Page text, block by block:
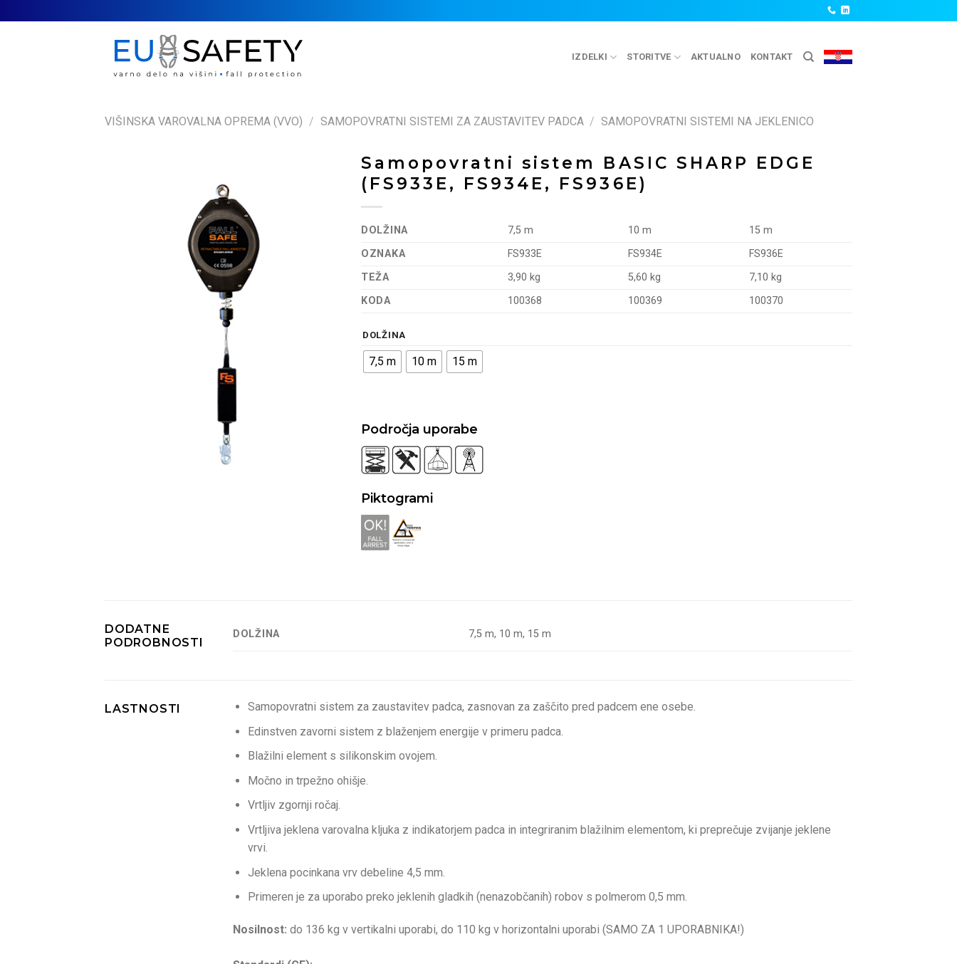
to
IZDELKI STORITVE AKTUALNO KONTAKT
VIŠINSKA VAROVALNA OPREMA (VVO) / SAMOPOVRATNI SISTEMI ZA ZAUSTAVITEV PADCA / SAMOPOVRATNI SISTEMI NA JEKLENICO
Samopovratni sistem BASIC SHARP EDGE
(FS933E, FS934E, FS936E)
DOLŽINA 7,5 m 10 m
15 m
OZNAKA
FS933E FS934E
FS936E
TEŽA
3,90 kg 5,60 kg
7,10 kg
KODA
100368 100369 100370
DOLŽINA
7,5 m 10 m 15 m
Področja uporabe
Piktogrami
DODATNE
PODROBNOSTI
DOLŽINA 7,5 m, 10 m, 15 m
LASTNOSTI
Samopovratni sistem za zaustavitev padca, zasnovan za zaščito pred padcem ene osebe.
Edinstven zavorni sistem z blaženjem energije v primeru padca.
Blažilni element s silikonskim ovojem.
Močno in trpežno ohišje.
Vrtljiv zgornji ročaj.
Vrtljiva jeklena varovalna kljuka z indikatorjem padca in integriranim blažilnim elementom, ki preprečuje zvijanje jeklene
vrvi.
Jeklena pocinkana vrv debeline 4,5 mm.
Primeren je za uporabo preko jeklenih gladkih (nenazobčanih) robov s polmerom 0,5 mm.
Nosilnost: do 136 kg v vertikalni uporabi, do 110 kg v horizontalni uporabi (SAMO ZA 1 UPORABNIKA!)